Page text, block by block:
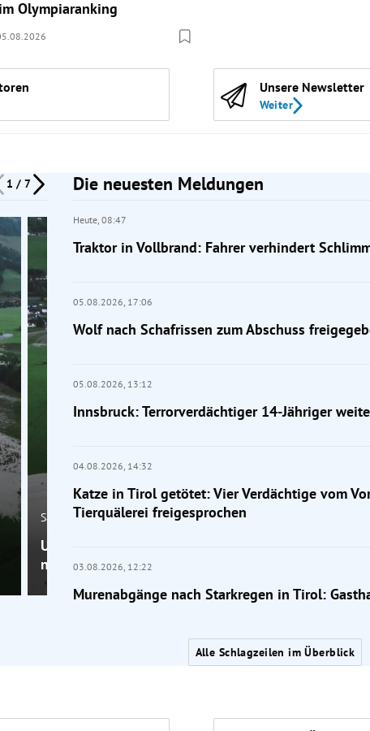
Olympiaranking
Unsere Newsletter
Weiter
1 / 7
Salzburg
Unwetter in Salzburg und Tirol: Straßen im Zillertal
nach Muren gesperrt
Die neuesten Meldungen
Heute, 08:47
Traktor in Vollbrand: Fahrer verhindert
05.08.2026, 17:06
Wolf nach Schafrissen zum Abschuss
05.08.2026, 13:12
Innsbruck: Terrorverdächtiger 14-Jähriger
04.08.2026, 14:32
Katze in Tirol getötet: Vier Verdächtige vom
Tierquälerei freigesprochen
03.08.2026, 12:22
Murenabgänge nach Starkregen in Tirol:
Alle Schlagzeilen im Überblick